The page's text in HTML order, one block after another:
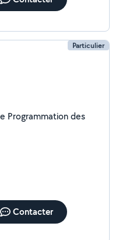
Particulier
Contacter